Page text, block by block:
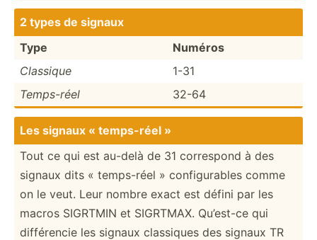
2 types de signaux
Type
Numéros
Classique
1-31
Temps-réel
32-64
Les signaux « temps-réel »
Tout ce qui est au-delà de 31 correspond à des
signaux dits « temps-réel » config­urables comme
on le veut. Leur nombre exact est défini par les
macros SIGRTMIN et SIGRTMAX. Qu’est-ce qui
différ­encie les signaux classiques des signaux TR